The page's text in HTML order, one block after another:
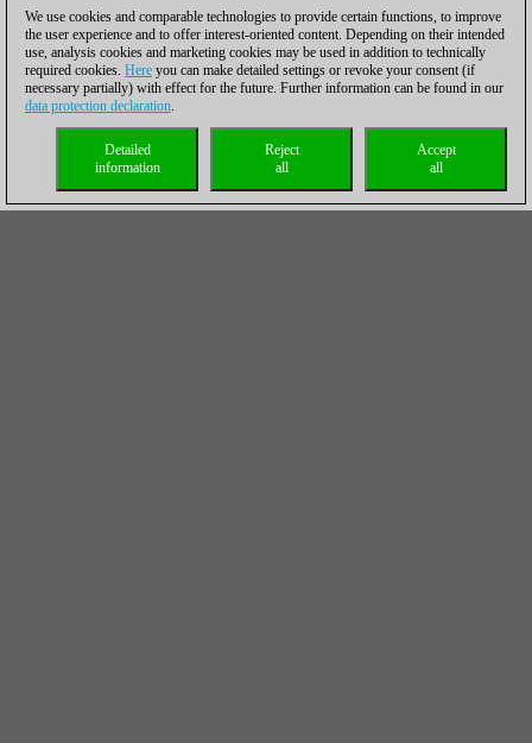
We use cookies and comparable technologies to provide certain functions, to improve
the user experience and to offer interest-oriented content. Depending on their intended
use, analysis cookies and marketing cookies may be used in addition to technically
required cookies. Here you can make detailed settings or revoke your consent (if
necessary partially) with effect for the future. Further information can be found in our
data protection declaration.
Accept
all
Reject
all
Detailed
information